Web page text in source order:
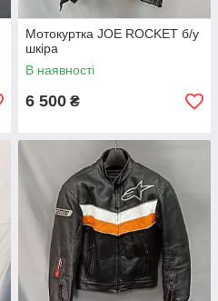
Мотокуртка JOE ROCKET б/у
шкіра
В наявності
6 500 ₴